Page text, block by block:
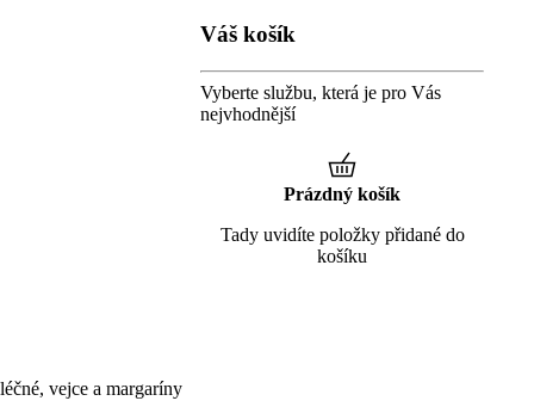
vejce a margaríny
Váš košík
Vyberte službu, která je pro Vás
nejvhodnější
Prázdný košík
Tady uvidíte položky přidané do
košíku